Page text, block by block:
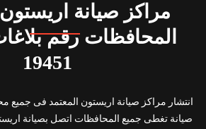
مراكز صيانة
المحافظات رقم
19451
انتشار مراكز صيانة اريستون المعتمد فى جميع
صيانة تغطى جميع المحافظات اتصل بصيانة